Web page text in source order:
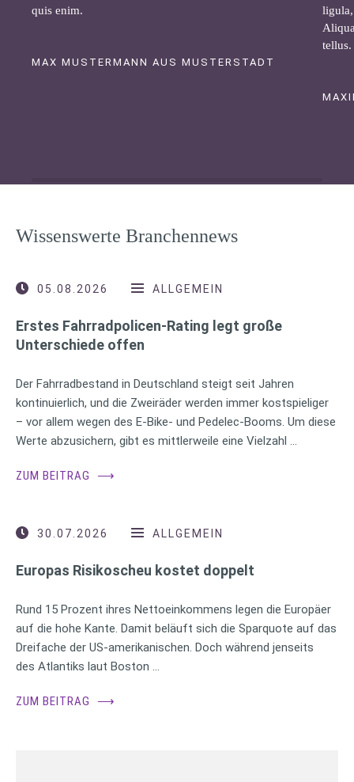
quis enim.
MAX MUSTERMANN AUS MUSTERSTADT
tellus.
Wissenswerte Branchennews
05.08.2026 ALLGEMEIN
Erstes Fahrradpolicen-Rating legt große
Unterschiede offen
Der Fahrradbestand in Deutschland steigt seit Jahren
kontinuierlich, und die Zweiräder werden immer kostspieliger
– vor allem wegen des E-Bike- und Pedelec-Booms. Um diese
Werte abzusichern, gibt es mittlerweile eine Vielzahl …
ZUM BEITRAG ⟶
30.07.2026 ALLGEMEIN
Europas Risikoscheu kostet doppelt
Rund 15 Prozent ihres Nettoeinkommens legen die Europäer
auf die hohe Kante. Damit beläuft sich die Sparquote auf das
Dreifache der US-amerikanischen. Doch während jenseits
des Atlantiks laut Boston …
ZUM BEITRAG ⟶